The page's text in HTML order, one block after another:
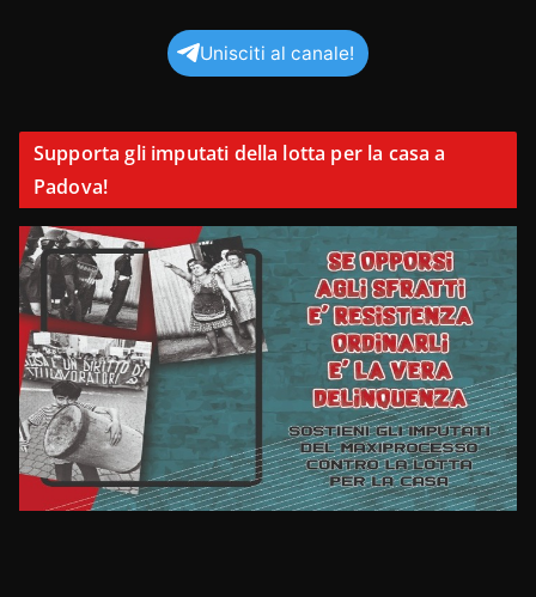
Unisciti al canale!
Supporta gli imputati della lotta per la casa a
Padova!